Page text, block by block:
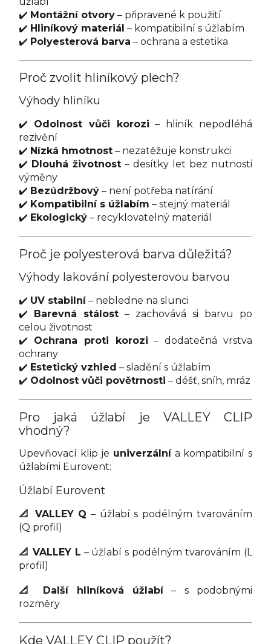
✔️ Montážní otvory – připravené k použití
✔️ Hliníkový materiál – kompatibilní s úžlabím
✔️ Polyesterová barva – ochrana a estetika
Proč zvolit hliníkový plech?
Výhody hliníku
✔️ Odolnost vůči korozi – hliník nepodléhá
rezivění
✔️ Nízká hmotnost – nezatěžuje konstrukci
✔️ Dlouhá životnost – desítky let bez nutnosti
výměny
✔️ Bezúdržbový – není potřeba natírání
✔️ Kompatibilní s úžlabím – stejný materiál
✔️ Ekologický – recyklovatelný materiál
Proč je polyesterová barva důležitá?
Výhody lakování polyesterovou barvou
✔️ UV stabilní – nebledne na slunci
✔️
Barevná stálost – zachovává si barvu po
celou životnost
✔️
Ochrana proti korozi – dodatečná vrstva
ochrany
✔️ Estetický vzhled – sladění s úžlabím
✔️ Odolnost vůči povětrnosti – déšť, sníh, mráz
Pro jaká úžlabí je VALLEY CLIP
vhodný?
Upevňovací klip je univerzální a kompatibilní s
úžlabími Eurovent:
Úžlabí Eurovent
📐 VALLEY Q – úžlabí s podélným tvarováním
(Q profil)
📐 VALLEY L – úžlabí s podélným tvarováním (L
profil)
📐 Další hliníková úžlabí
– s podobnými
rozměry
Kde VALLEY CLIP použít?